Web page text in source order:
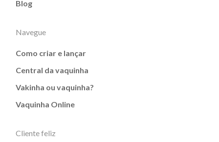
Blog
Navegue
Como criar e lançar
Central da vaquinha
Vakinha ou vaquinha?
Vaquinha Online
Cliente feliz